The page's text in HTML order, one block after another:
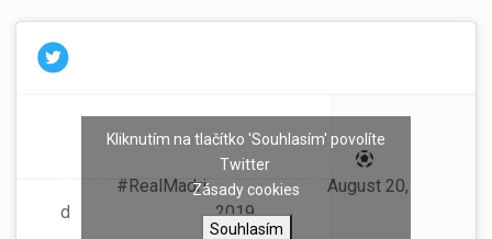
#RealMadri
d
— Real Madrid C.F.
(@realmadrid)August 20,
2019
Kliknutím na tlačítko 'Souhlasím' povolíte
Twitter
Zásady cookies
Souhlasím